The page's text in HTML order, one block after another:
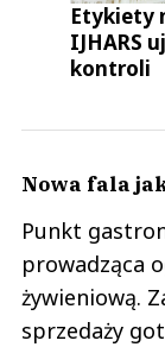
Etykiety
IJHARS
kontroli
Nowa fala
Punkt
prowadząca
żywieniową.
sprzedaży